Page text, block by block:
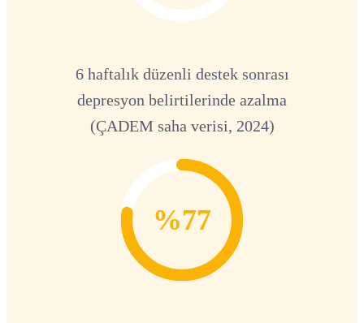
6 haftalık düzenli destek sonrası
depresyon belirtilerinde azalma
(ÇADEM saha verisi, 2024)
%77